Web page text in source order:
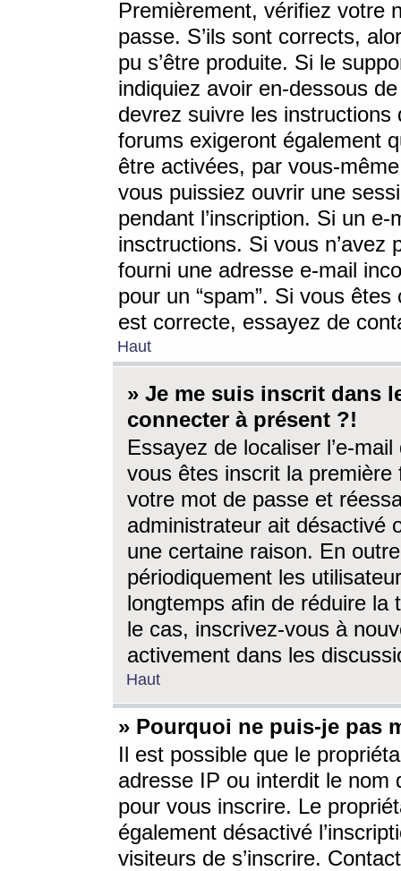
Premièrement, vérifiez votre
passe. S’ils sont corrects,
pu s’être produite. Si le
indiquiez avoir en-dessous
devrez suivre les
forums exigeront également
être activées, par vous-
vous puissiez ouvrir une
pendant l’inscription. Si un
insctructions. Si vous n’avez
fourni une adresse e-mail
pour un “spam”. Si vous
est correcte, essayez de
Haut
» Je me suis inscrit dans
connecter à présent ?!
Essayez de localiser l’e-
vous êtes inscrit la première
votre mot de passe et
administrateur ait désactivé
une certaine raison. En
périodiquement les
longtemps afin de réduire la
le cas, inscrivez-vous à
activement dans les
Haut
» Pourquoi ne puis-je pas
Il est possible que le
adresse IP ou interdit le nom
pour vous inscrire. Le
également désactivé
visiteurs de s’inscrire.